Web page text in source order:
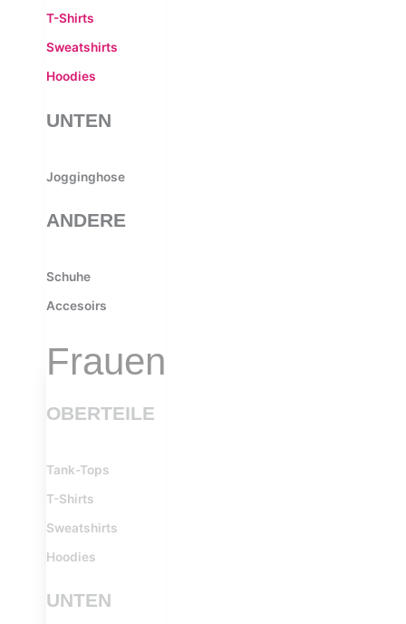
T-Shirts
Sweatshirts
Hoodies
UNTEN
Jogginghose
ANDERE
Schuhe
Accesoirs
Frauen
OBERTEILE
Tank-Tops
T-Shirts
Sweatshirts
Hoodies
UNTEN